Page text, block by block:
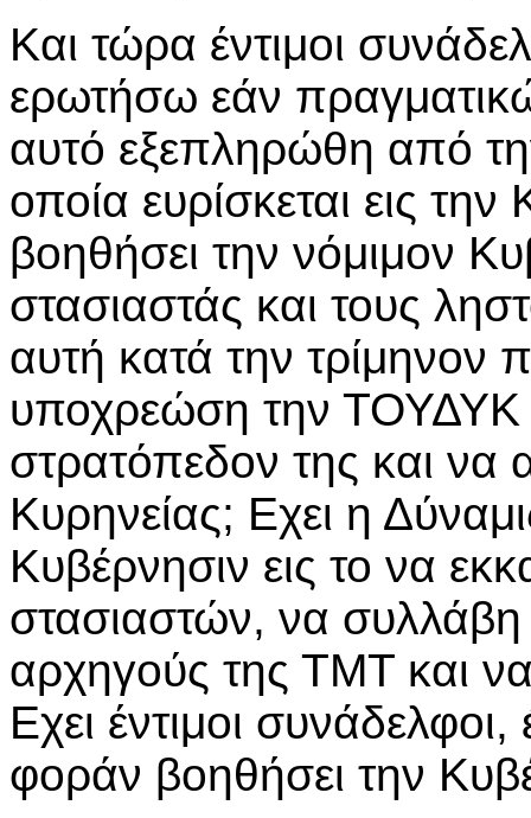
Και τώρα έντιμοι
ερωτήσω εάν
αυτό εξεπληρώθη από
οποία ευρίσκεται εις
βοηθήσει την νόμιμον
στασιαστάς και τους
αυτή κατά την
υποχρεώση την ΤΟΥΔΥΚ
στρατόπεδον της και να
Κυρηνείας; Εχει η
Κυβέρνησιν εις το να
στασιαστών, να συλλάβη
αρχηγούς της ΤΜΤ και
Εχει έντιμοι
φοράν βοηθήσει την